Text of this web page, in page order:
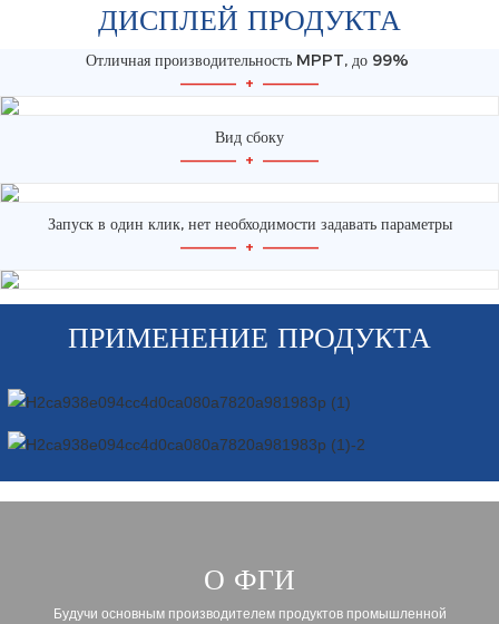
ДИСПЛЕЙ ПРОДУКТА
Отличная производительность MPPT, до 99%
————— + —————
Вид сбоку
————— + —————
Запуск в один клик, нет необходимости задавать параметры
————— + —————
ПРИМЕНЕНИЕ ПРОДУКТА
О ФГИ
Будучи основным производителем продуктов промышленной